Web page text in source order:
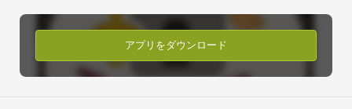
-写真の暗号化とアプリ内保護
-ムービーの暗号化とアプリ内保護
■時間と曜日による指定のタイミングでの自動ロック
■指定のネットワーク接続時の自動ロック
アプリをダウンロード